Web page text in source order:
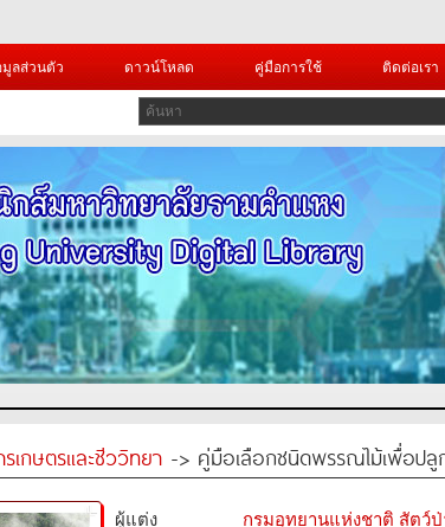
ลส่วนตัว ดาวน์โหลด คู่มือการใช้ ติดต่อเรา
รเกษตรและชีววิทยา -> คู่มือเลือกชนิดพรรณไม้เพื่อป
ผู้แต่ง
กรมอุทยานแห่งชาติ สัตว์